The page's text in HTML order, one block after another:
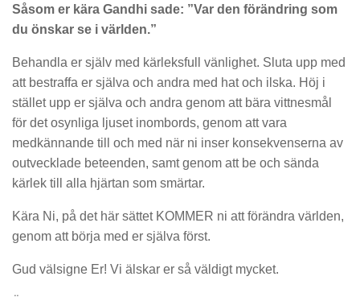
Såsom er kära Gandhi sade: ”Var den förändring som
du önskar se i världen.”
Behandla er själv med kärleksfull vänlighet. Sluta upp med
att bestraffa er själva och andra med hat och ilska. Höj i
stället upp er själva och andra genom att bära vittnesmål
för det osynliga ljuset inombords, genom att vara
medkännande till och med när ni inser konsekvenserna av
outvecklade beteenden, samt genom att be och sända
kärlek till alla hjärtan som smärtar.
Kära Ni, på det här sättet KOMMER ni att förändra världen,
genom att börja med er själva först.
Gud välsigne Er! Vi älskar er så väldigt mycket.